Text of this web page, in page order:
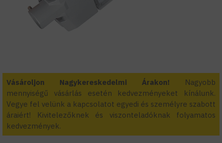
Vásároljon Nagykereskedelmi Árakon!
Nagyobb
mennyiségű vásárlás esetén kedvezményeket kínálunk.
Vegye fel velünk a kapcsolatot egyedi és személyre szabott
áraiért! Kivitelezőknek és viszonteladóknak folyamatos
kedvezmények.